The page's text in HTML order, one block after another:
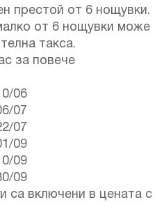
престой от 6 нощувки.
от 6 нощувки може
такса.
за повече
06
07
07
09
09
09
са включени в цената с